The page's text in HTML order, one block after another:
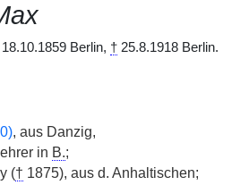
18.10.1859 Berlin, † 25.8.1918 Berlin.
, aus Danzig,
in B.;
(† 1875), aus d. Anhaltischen;